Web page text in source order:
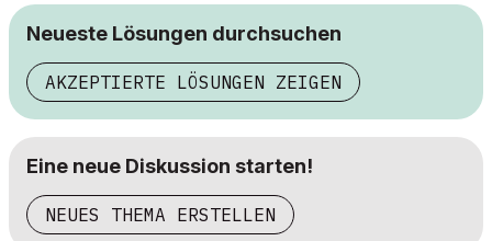
Neueste Lösungen durchsuchen
AKZEPTIERTE LÖSUNGEN ZEIGEN
Eine neue Diskussion starten!
NEUES THEMA ERSTELLEN